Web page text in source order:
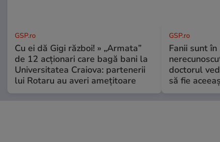
GSP.ro
Cu ei dă Gigi război! » „Armata”
de 12 acționari care bagă bani la
Universitatea Craiova: partenerii
lui Rotaru au averi amețitoare
GSP.ro
Fanii sunt în
doctorul
să fie